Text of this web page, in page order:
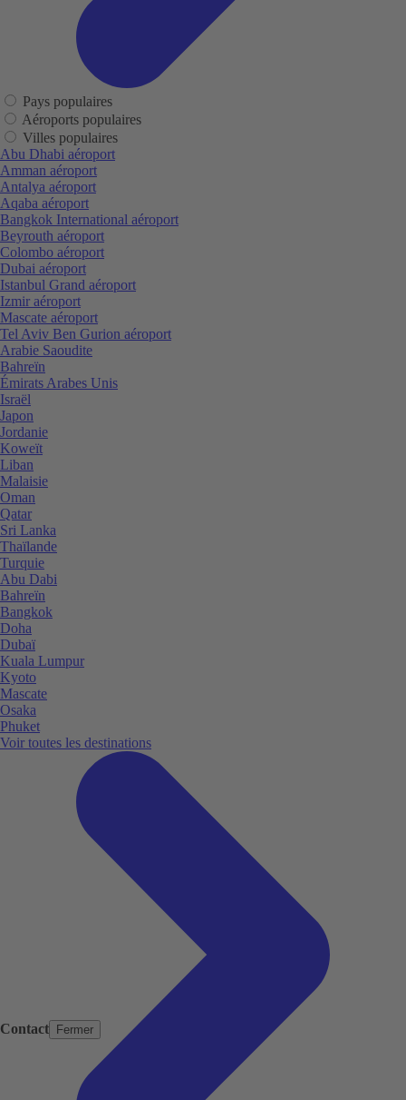
Contact Fermer
Pays populaires
Aéroports populaires
Villes populaires
Abu Dhabi aéroport
Amman aéroport
Antalya aéroport
Aqaba aéroport
Bangkok International aéroport
Beyrouth aéroport
Colombo aéroport
Dubai aéroport
Istanbul Grand aéroport
Izmir aéroport
Mascate aéroport
Tel Aviv Ben Gurion aéroport
Arabie Saoudite
Bahreïn
Émirats Arabes Unis
Israël
Japon
Jordanie
Koweït
Liban
Malaisie
Oman
Qatar
Sri Lanka
Thaïlande
Turquie
Abu Dabi
Bahreïn
Bangkok
Doha
Dubaï
Kuala Lumpur
Kyoto
Mascate
Osaka
Phuket
Voir toutes les destinations